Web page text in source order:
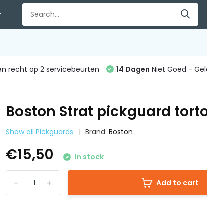
recht op 2 servicebeurten 14 Dagen Niet Goed -
Boston Strat pickguard
Show all Pickguards Brand:Boston
€15,50 In stock
+
- Add to cart